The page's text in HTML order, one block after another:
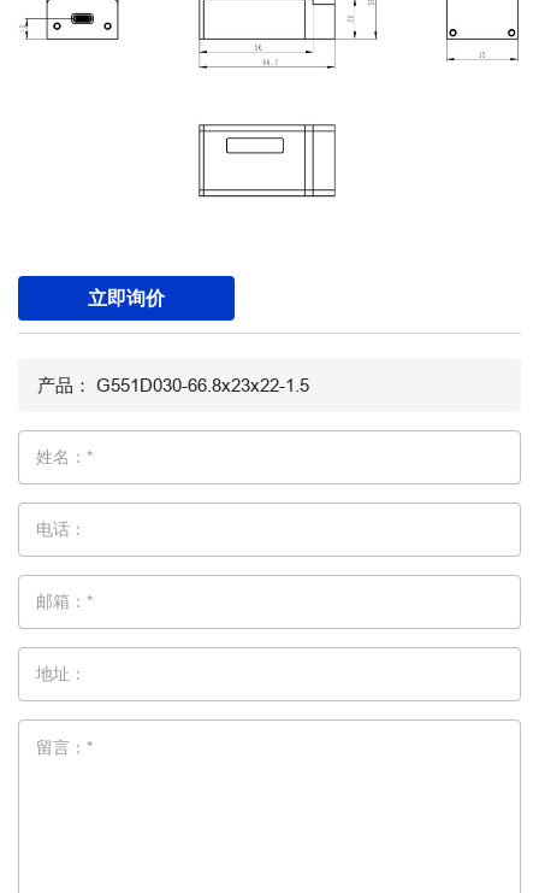
立即询价
姓名：*
电话：
邮箱：*
地址：
留言：*